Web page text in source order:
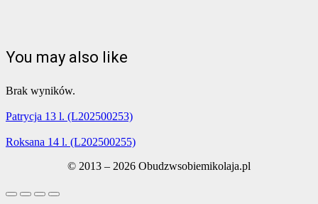
You may also like
Brak wyników.
Patrycja 13 l. (L202500253)
Roksana 14 l. (L202500255)
© 2013 – 2026 Obudzwsobiemikolaja.pl